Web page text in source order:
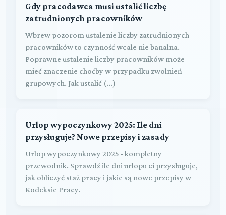
Gdy pracodawca musi ustalić liczbę
zatrudnionych pracowników
Wbrew pozorom ustalenie liczby zatrudnionych
pracowników to czynność wcale nie banalna.
Poprawne ustalenie liczby pracowników może
mieć znaczenie choćby w przypadku zwolnień
grupowych. Jak ustalić (...)
Urlop wypoczynkowy 2025: Ile dni
przysługuje? Nowe przepisy i zasady
Urlop wypoczynkowy 2025 - kompletny
przewodnik. Sprawdź ile dni urlopu ci przysługuje,
jak obliczyć staż pracy i jakie są nowe przepisy w
Kodeksie Pracy.